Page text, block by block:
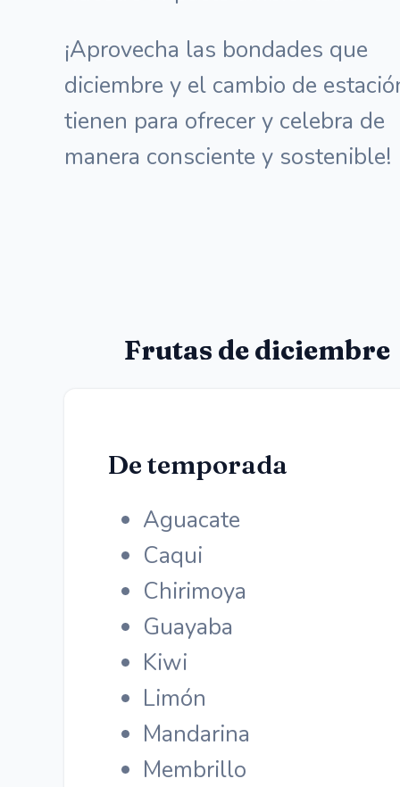
¡Aprovecha las bondades que
diciembre y el cambio de
tienen para ofrecer y celebra de
manera consciente y sostenible!
Frutas de diciembre
De temporada
Aguacate
Caqui
Chirimoya
Guayaba
Kiwi
Limón
Mandarina
Membrillo